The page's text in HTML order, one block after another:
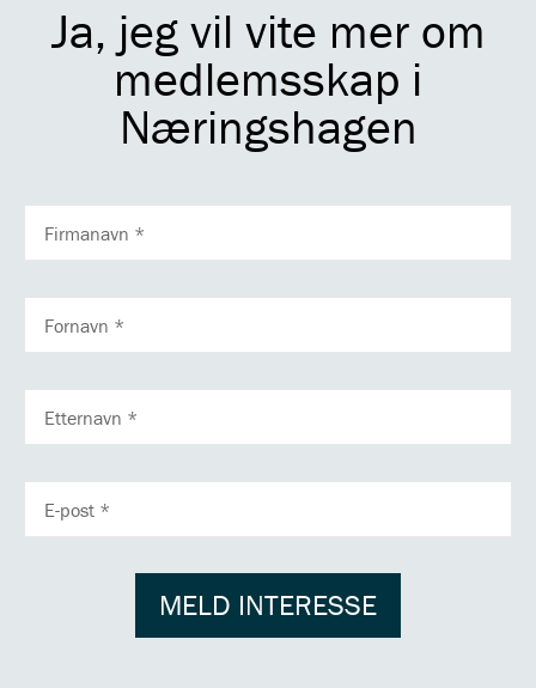
Ja, jeg vil vite mer om
medlemsskap i
Næringshagen
POSTADRESSE
MELD INTERESSE